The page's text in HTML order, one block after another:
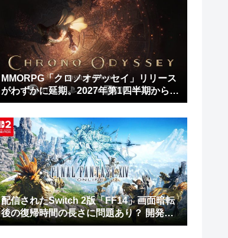
MMORPG「クロノオデッセイ」リリース
がわずかに延期。2027年第1四半期から第
2四半期に
配信されたSwitch 2版「FF14」画面暗転
後の復帰時間の長さに問題あり？ 開発チ
ームは修正作業を進行中